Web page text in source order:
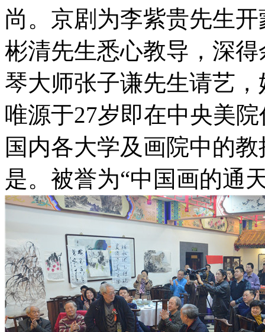
尚。京剧为李紫贵先生
彬清先生悉心教导，深
琴大师张子谦先生请艺
唯源于27岁即在中央美
国内各大学及画院中的
是。被誉为“中国画的通